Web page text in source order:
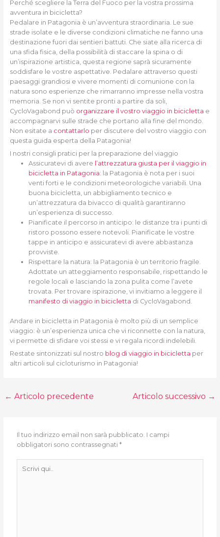
Perché scegliere la Terra del Fuoco per la vostra prossima
avventura in bicicletta?
Pedalare in Patagonia è un’avventura straordinaria. Le sue
strade isolate e le diverse condizioni climatiche ne fanno una
destinazione fuori dai sentieri battuti. Che siate alla ricerca di
una sfida fisica, della possibilità di staccare la spina o di
un’ispirazione artistica, questa regione saprà sicuramente
soddisfare le vostre aspettative. Pedalare attraverso questi
paesaggi grandiosi e vivere momenti di comunione con la
natura sono esperienze che rimarranno impresse nella vostra
memoria. Se non vi sentite pronti a partire da soli,
CycloVagabond può organizzare il vostro viaggio in bicicletta e
accompagnarvi sulle strade che portano alla fine del mondo.
Non esitate a contattarlo per discutere del vostro viaggio con
questa guida esperta della Patagonia!
I nostri consigli pratici per la preparazione del viaggio
Assicuratevi di avere l’attrezzatura giusta per il viaggio in
bicicletta in Patagonia: la Patagonia è nota per i suoi
venti forti e le condizioni meteorologiche variabili. Una
buona bicicletta, un abbigliamento tecnico e
un’attrezzatura da bivacco di qualità garantiranno
un’esperienza di successo.
Pianificate il percorso in anticipo: le distanze tra i punti di
ristoro possono essere notevoli. Pianificate le vostre
tappe in anticipo e assicuratevi di avere abbastanza
provviste.
Rispettare la natura: la Patagonia è un territorio fragile.
Adottate un atteggiamento responsabile, rispettando le
regole locali e lasciando la zona pulita come l’avete
trovata. Per trovare ispirazione, vi invitiamo a leggere il
manifesto di viaggio in bicicletta di CycloVagabond.
Andare in bicicletta in Patagonia è molto più di un semplice
viaggio: è un’esperienza unica che vi riconnette con la natura,
vi permette di sfidare voi stessi e vi regala ricordi indelebili.
Restate sintonizzati sul nostro blog di viaggio in bicicletta per
altri articoli sul cicloturismo in Patagonia!
← Articolo precedente Articolo successivo →
Il tuo indirizzo email non sarà pubblicato. I campi
obbligatori sono contrassegnati*
qui..